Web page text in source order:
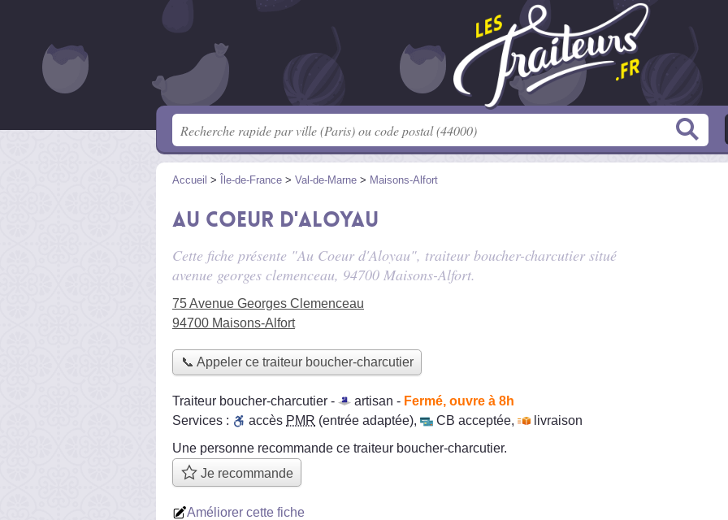
Accueil > Île-de-France > Val-de-Marne > Maisons-Alfort
Au Coeur d'Aloyau
Cette fiche présente "Au Coeur d'Aloyau", traiteur boucher-charcutier situé
avenue georges clemenceau, 94700 Maisons-Alfort.
75 Avenue Georges Clemenceau
94700 Maisons-Alfort
📞 Appeler ce traiteur boucher-charcutier
Traiteur boucher-charcutier - artisan - Fermé, ouvre à 8h
Services :
accès PMR (entrée adaptée), CB acceptée,
livraison
Une personne recommande ce traiteur boucher-charcutier.
Je recommande
Améliorer cette fiche